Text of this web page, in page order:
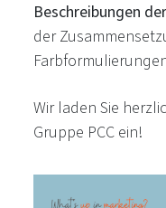
Beschreibungen
der
Wir laden Sie
Gruppe PCC ein!